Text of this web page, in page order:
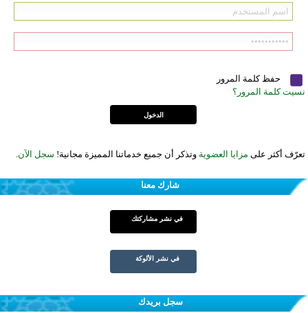
حفظ كلمة المرور
نسيت كلمة المرور؟
تعرّف أكثر على مزايا العضوية وتذكر أن جميع خدماتنا المميزة مجانية! سجل الآن.
شارك معنا
في نشر مشاركتك
في نشر الألوكة
سجل بريدك